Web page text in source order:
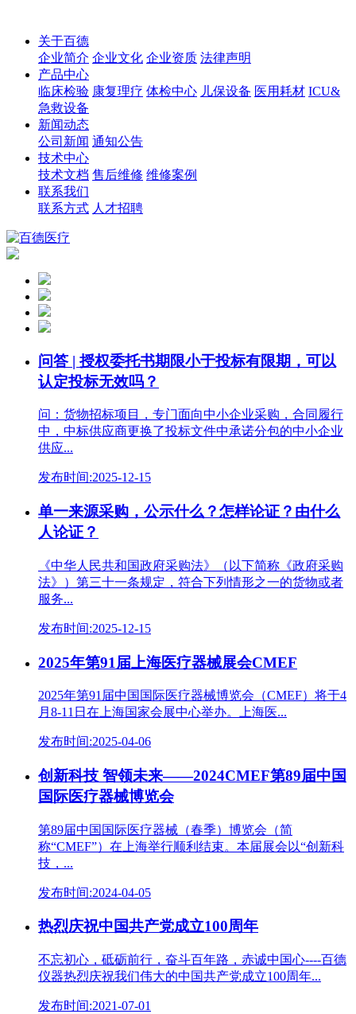
关于百德
企业简介 企业文化 企业资质 法律声明
产品中心
临床检验 康复理疗 体检中心 儿保设备 医用耗材 ICU&
急救设备
新闻动态
公司新闻 通知公告
技术中心
技术文档 售后维修 维修案例
联系我们
联系方式 人才招聘
问答 | 授权委托书期限小于投标有限期，可以
认定投标无效吗？
问：货物招标项目，专门面向中小企业采购，合同履行
中，中标供应商更换了投标文件中承诺分包的中小企业
供应...
发布时间:2025-12-15
单一来源采购，公示什么？怎样论证？由什么
人论证？
《中华人民共和国政府采购法》（以下简称《政府采购
法》）第三十一条规定，符合下列情形之一的货物或者
服务...
发布时间:2025-12-15
2025年第91届上海医疗器械展会CMEF
2025年第91届中国国际医疗器械博览会（CMEF）将于4
月8-11日在上海国家会展中心举办。上海医...
发布时间:2025-04-06
创新科技 智领未来——2024CMEF第89届中国
国际医疗器械博览会
第89届中国国际医疗器械（春季）博览会（简
称“CMEF”）在上海举行顺利结束。本届展会以“创新科
技，...
发布时间:2024-04-05
热烈庆祝中国共产党成立100周年
不忘初心，砥砺前行，奋斗百年路，赤诚中国心----百德
仪器热烈庆祝我们伟大的中国共产党成立100周年...
发布时间:2021-07-01